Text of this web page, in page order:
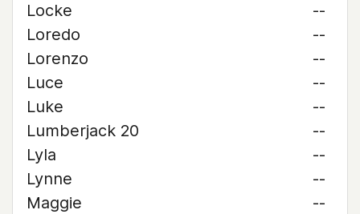
Locke
--
Loredo
--
Lorenzo
--
Luce
--
Luke
--
Lumberjack 20
--
Lyla
--
Lynne
--
Maggie
--